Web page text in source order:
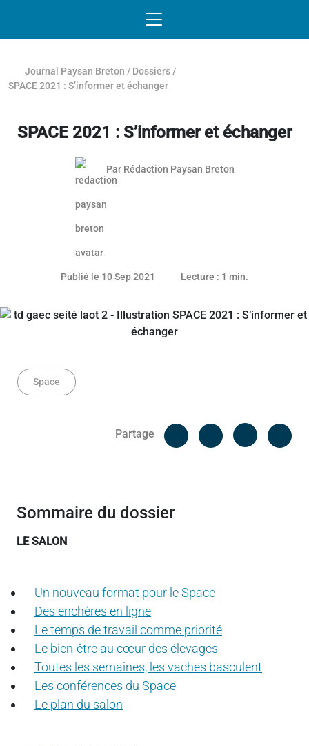
Journal Paysan Breton / Dossiers /
SPACE 2021 : S’informer et échanger
SPACE 2021 : S’informer et échanger
Par Rédaction Paysan Breton
Publié le 10 Sep 2021 Lecture : 1 min.
Space
Partage
Facebook
Sommaire du dossier
LE SALON
Un nouveau format pour le Space
Des enchères en ligne
Le temps de travail comme priorité
Le bien-être au cœur des élevages
Toutes les semaines, les vaches basculent
Les conférences du Space
Le plan du salon